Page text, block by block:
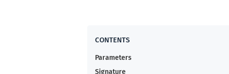
Parameters
Signature